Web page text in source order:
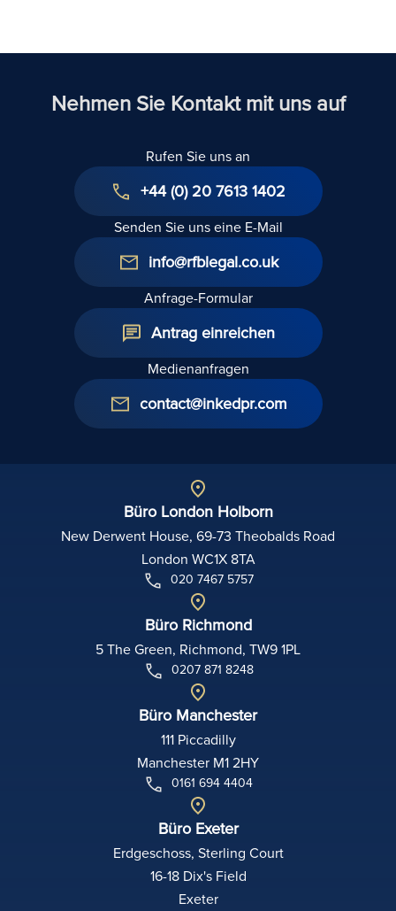
Nehmen Sie Kontakt mit uns auf
Rufen Sie uns an
+44 (0) 20 7613 1402
Senden Sie uns eine E-Mail
info@rfblegal.co.uk
Anfrage-Formular
Antrag einreichen
Medienanfragen
contact@inkedpr.com
Büro London Holborn
New Derwent House, 69-73 Theobalds Road
London WC1X 8TA
020 7467 5757
Büro Richmond
5 The Green, Richmond, TW9 1PL
0207 871 8248
Büro Manchester
111 Piccadilly
Manchester M1 2HY
0161 694 4404
Büro Exeter
Erdgeschoss, Sterling Court
16-18 Dix's Field
Exeter